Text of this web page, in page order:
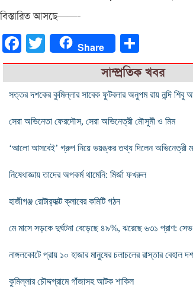
বিস্তারিত আসছে——-
FacebookTwitter Share
সাম্প্রতিক খবর
সত্তর দশকের কুমিল্লার সাবেক ফুটবলার অনুপম রায় নন্দি শিবু
সেরা অভিনেতা ফেরদৌস, সেরা অভিনেত্রী মৌসুমী ও মিম
‘আলো আসবেই’ গ্রুপ নিয়ে ভয়ঙ্কর তথ্য দিলেন অভিনেত্রী
নিষেধাজ্ঞায় তাদের অপকর্ম থামেনি: মির্জা ফখরুল
হাজীগঞ্জ রোটার‌্যাক্ট ক্লাবের কমিটি গঠন
মে মাসে সড়কে দুর্ঘটনা বেড়েছে ৪৯%, ঝরেছে ৬৩১ প্রাণ:
নাঙ্গলকোটে প্রায় ১০ হাজার মানুষের চলাচলের রাস্তার বেহাল
কুমিল্লার চৌদ্দগ্রামে গাঁজাসহ আটক শাকিল